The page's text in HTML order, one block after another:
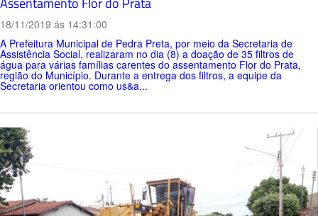
18/11/2019 ás 14:31:00
A Prefeitura Municipal de Pedra Preta, por meio da Secretaria de
Assistência Social, realizaram no dia (8) a doação de 35 filtros de
água para várias famílias carentes do assentamento Flor do Prata,
região do Município. Durante a entrega dos filtros, a equipe da
Secretaria orientou como us&a...